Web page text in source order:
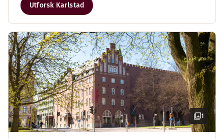
Utforsk Karlstad
1